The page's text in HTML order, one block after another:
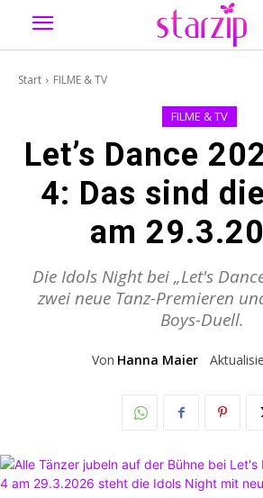
Start FILME & TV
FILME & TV
Let’s Dance
4: Das sind
am
Die Idols Night bei „Let's
zwei neue Tanz-Premieren
Boys-Duell.
Von Hanna Maier